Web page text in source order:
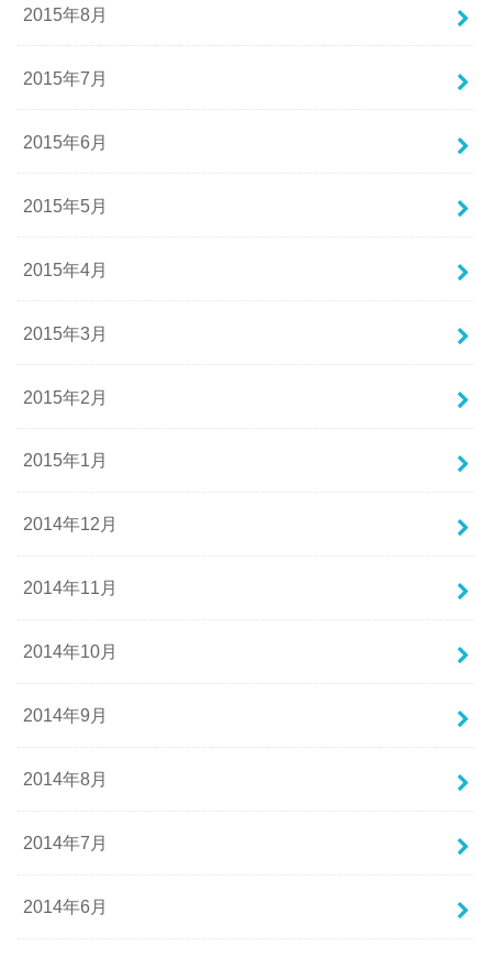
2015年8月
2015年7月
2015年6月
2015年5月
2015年4月
2015年3月
2015年2月
2015年1月
2014年12月
2014年11月
2014年10月
2014年9月
2014年8月
2014年7月
2014年6月